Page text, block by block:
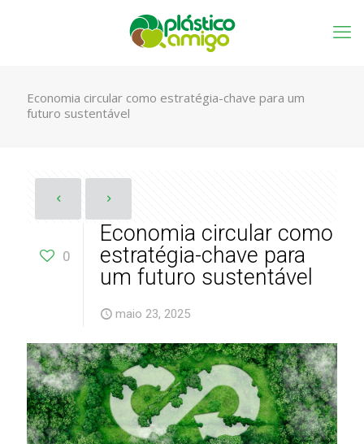
Economia circular como estratégia-chave para um
futuro sustentável
0
Economia circular como
estratégia-chave para
um futuro sustentável
maio 23, 2025